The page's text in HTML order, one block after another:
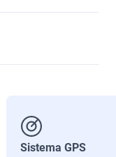
Sistema GPS